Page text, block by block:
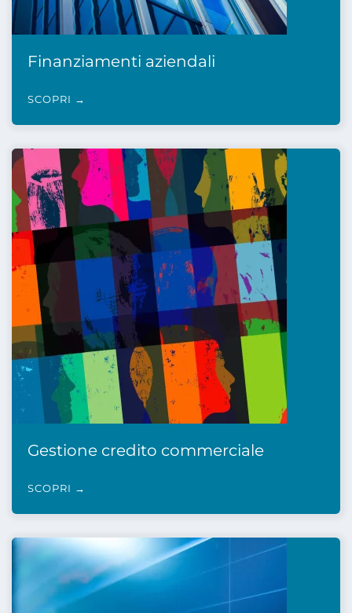
Finanziamenti aziendali
SCOPRI →
Gestione credito commerciale
SCOPRI →